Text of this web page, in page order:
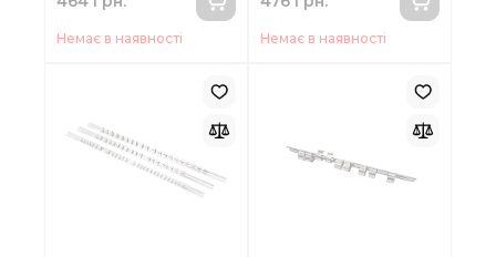
Немає в наявності Немає в наявності